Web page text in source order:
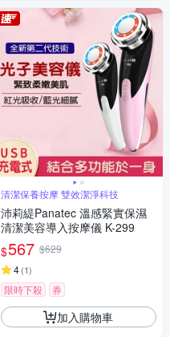
清潔保養按摩 雙效潔淨科技
沛莉緹Panatec 溫感緊實保濕
清潔美容導入按摩儀 K-299
$567 $629
4(1)
限時下殺 券
加入購物車